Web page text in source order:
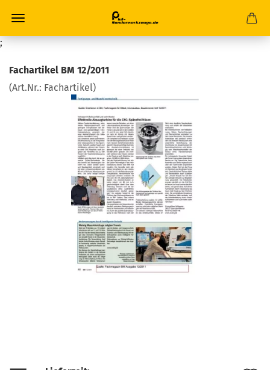
;
Fachartikel BM 12/2011
(Art.Nr.: Fachartikel)